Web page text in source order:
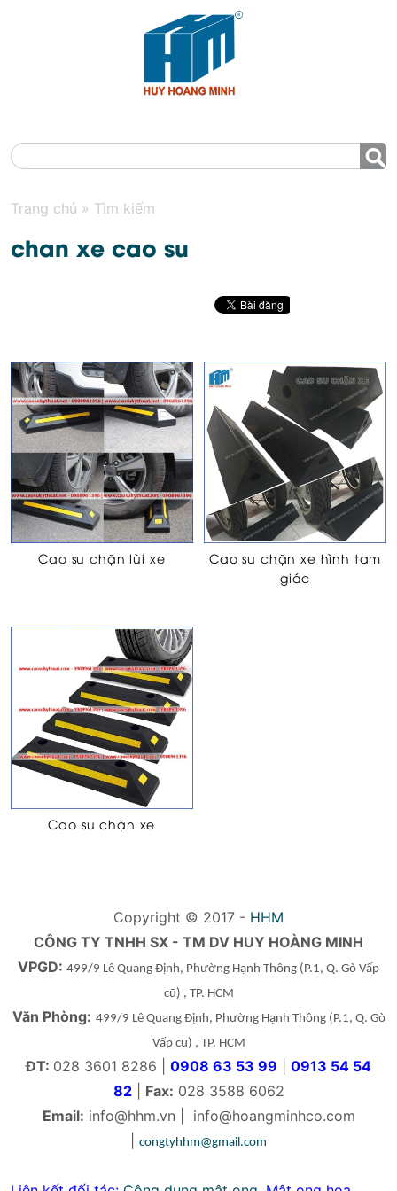
Trang chủ » Tìm kiếm
chan xe cao su
Cao su chặn lùi xe
Cao su chặn xe hình tam
giác
Cao su chặn xe
Copyright © 2017 - HHM
CÔNG TY TNHH SX - TM DV HUY HOÀNG MINH
VPGD: 499/9 Lê Quang Định, Phường Hạnh Thông (P.1, Q. Gò Vấp
cũ) , TP. HCM
Văn Phòng: 499/9 Lê Quang Định, Phường Hạnh Thông(P.1, Q. Gò
Vấp cũ) , TP. HCM
ĐT: 028 3601 8286 | 0908 63 53 99
0913 54 54
82| Fax: 028 3588 6062
Email: info@hhm.vn
info@hoangminhco.com
congtyhhm@gmail.com